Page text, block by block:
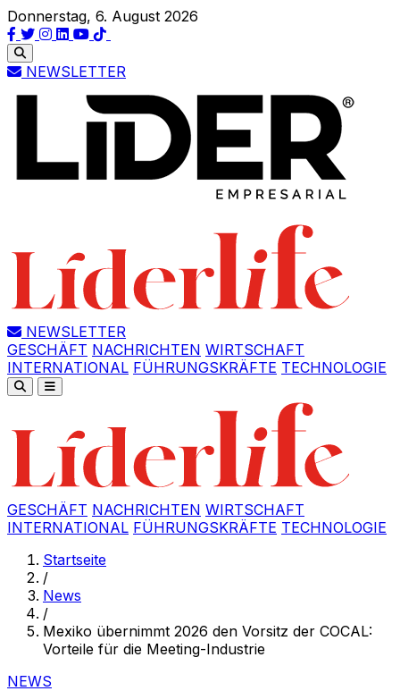
Donnerstag, 6. August 2026
NEWSLETTER
NEWSLETTER
GESCHÄFT NACHRICHTEN WIRTSCHAFT
INTERNATIONAL FÜHRUNGSKRÄFTE TECHNOLOGIE
GESCHÄFT NACHRICHTEN WIRTSCHAFT
INTERNATIONAL FÜHRUNGSKRÄFTE TECHNOLOGIE
Startseite
/
News
/
Mexiko übernimmt 2026 den Vorsitz der COCAL:
Vorteile für die Meeting-Industrie
NEWS